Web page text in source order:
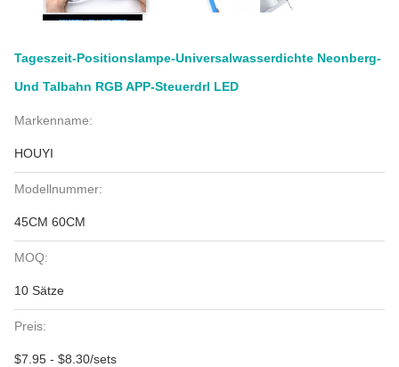
Tageszeit-Positionslampe-Universalwasserdichte Neonberg-
Und Talbahn RGB APP-Steuerdrl LED
Markenname:
HOUYI
Modellnummer:
45CM 60CM
MOQ:
10 Sätze
Preis:
$7.95 - $8.30/sets